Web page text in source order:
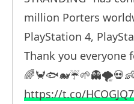
million Porters
PlayStation 4,
Thank you everyone
https://t.co/